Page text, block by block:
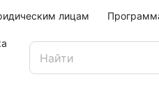
лицам